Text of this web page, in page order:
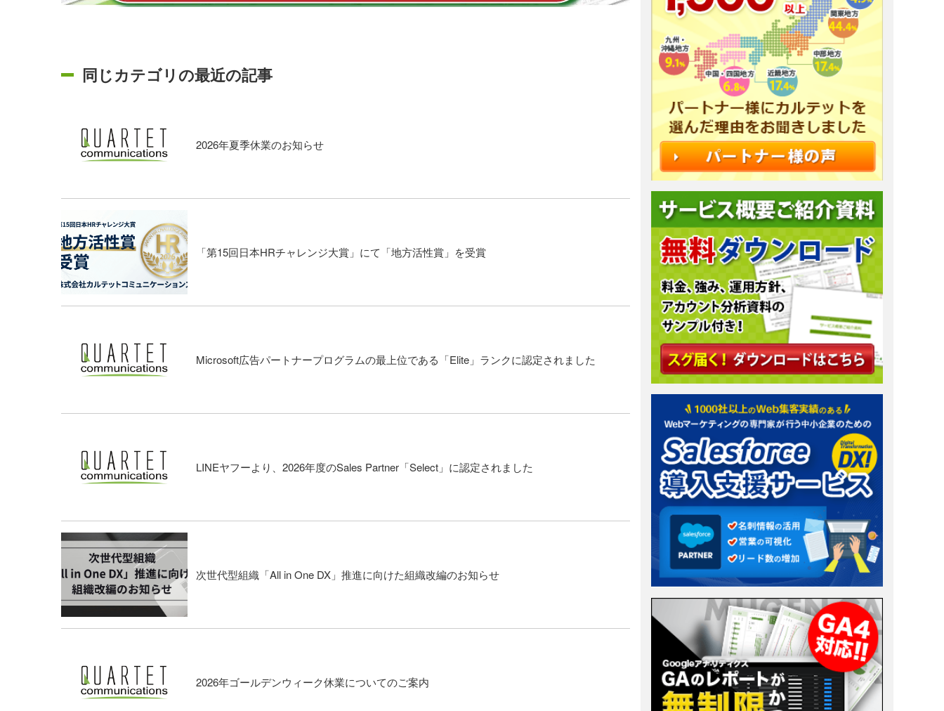
同じカテゴリの最近の記事
2026年夏季休業のお知らせ
「第15回日本HRチャレンジ大賞」にて「地方活性賞」を受賞
Microsoft広告パートナープログラムの最上位である「Elite」ランクに認定されました
LINEヤフーより、2026年度のSales Partner「Select」に認定されました
次世代型組織「All in One DX」推進に向けた組織改編のお知らせ
2026年ゴールデンウィーク休業についてのご案内